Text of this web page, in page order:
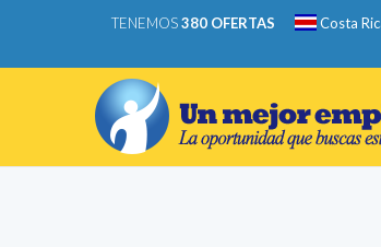
TENEMOS380 OFERTAS Costa